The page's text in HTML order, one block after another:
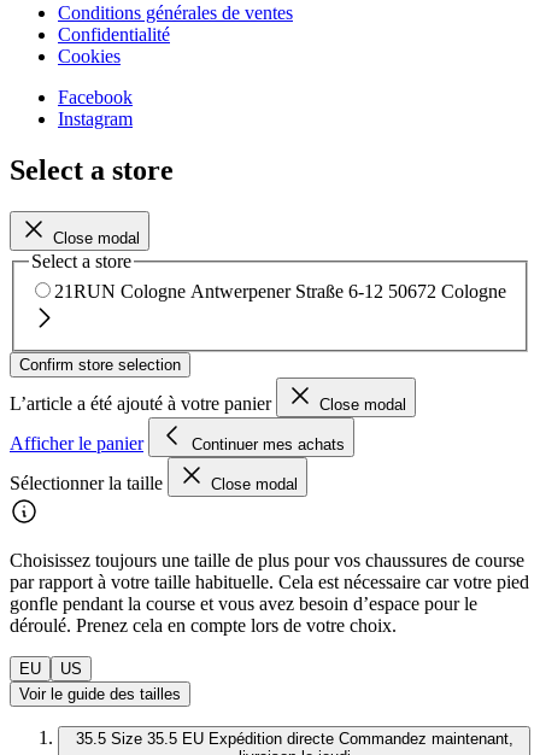
Conditions générales de ventes
Confidentialité
Cookies
Facebook
Instagram
Select a store
Close modal
Select a store
21RUN Cologne Antwerpener Straße 6-12 50672 Cologne
Confirm store selection
L’article a été ajouté à votre panier Close modal
Afficher le panier Continuer mes achats
Sélectionner la taille Close modal
Choisissez toujours une taille de plus pour vos chaussures de course
par rapport à votre taille habituelle. Cela est nécessaire car votre pied
gonfle pendant la course et vous avez besoin d’espace pour le
déroulé. Prenez cela en compte lors de votre choix.
EU
US
Voir le guide des tailles
35.5 Size 35.5 EU Expédition directe Commandez maintenant,